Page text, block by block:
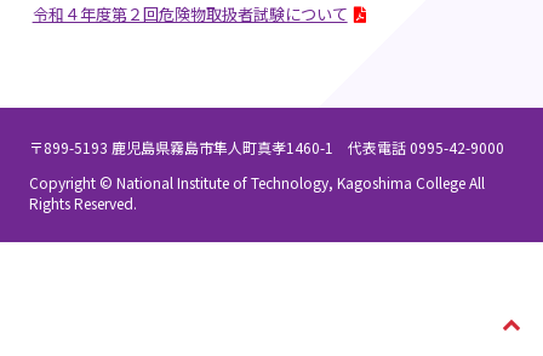
令和４年度第２回危険物取扱者試験について
〒899-5193 鹿児島県霧島市隼人町真孝1460-1 代表電話 0995-42-9000
Copyright © National Institute of Technology, Kagoshima College All
Rights Reserved.